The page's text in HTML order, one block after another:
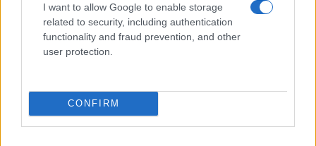
I want to allow Google to enable storage
related to security, including authentication
functionality and fraud prevention, and other
user protection.
CONFIRM
IL PIÙ LETTO DEL MESE